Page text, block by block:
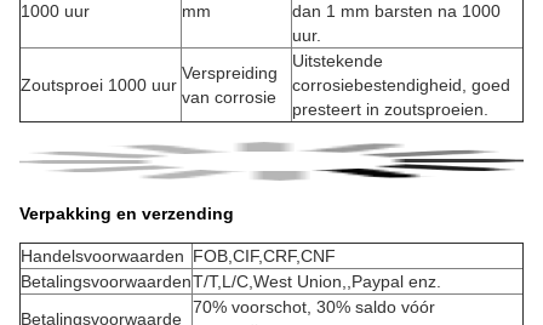
1000 uur
mm
dan 1 mm barsten na 1000
uur.
Zoutsproei 1000 uur
Verspreiding
van corrosie
Uitstekende
corrosiebestendigheid, goed
presteert in zoutsproeien.
Verpakking en verzending
Handelsvoorwaarden FOB,CIF,CRF,CNF
BetalingsvoorwaardenT/T,L/C,West Union,,Paypal enz.
Betalingsvoorwaarde
70% voorschot, 30% saldo vóór